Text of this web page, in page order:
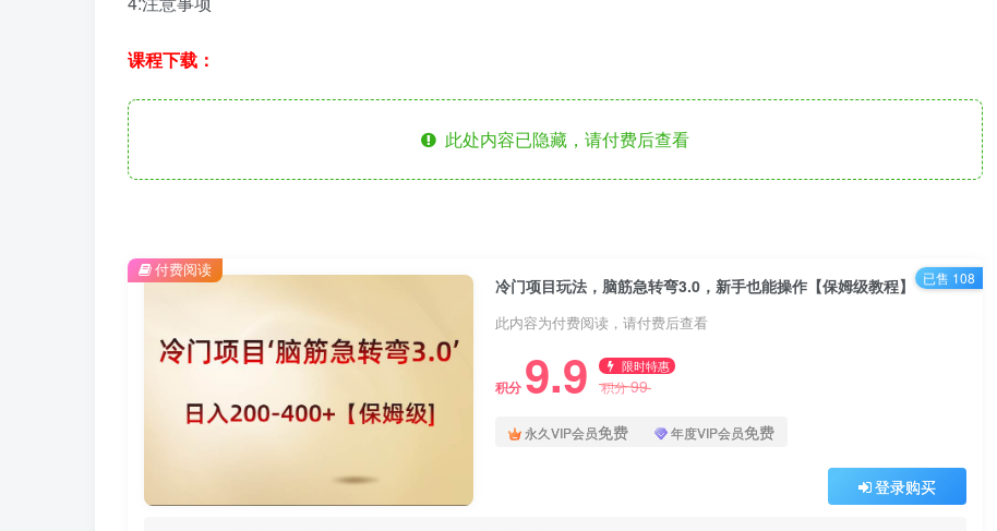
课程下载：
此处内容已隐藏，请付费后查看
冷门项目玩法，脑筋急转弯3.0，新手也能操作【保姆级教程】
此内容为付费阅读，请付费后查看
积分 9.9 限时特惠
积分99
永久VIP会员免费 年度VIP会员免费
登录购买
付费阅读 已售 108